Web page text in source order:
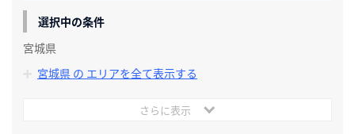
選択中の条件
宮城県
宮城県 の エリアを全て表示する
さらに表示